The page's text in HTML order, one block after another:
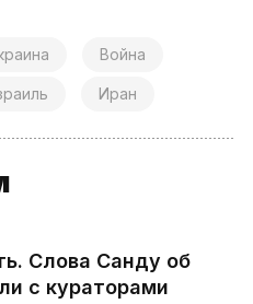
Война
Иран
Слова Санду об
с кураторами